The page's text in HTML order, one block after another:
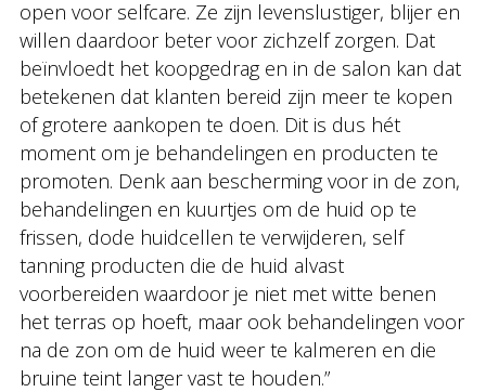
open voor selfcare. Ze zijn levenslustiger, blijer en
willen daardoor beter voor zichzelf zorgen. Dat
beïnvloedt het koopgedrag en in de salon kan dat
betekenen dat klanten bereid zijn meer te kopen
of grotere aankopen te doen. Dit is dus hét
moment om je behandelingen en producten te
promoten. Denk aan bescherming voor in de zon,
behandelingen en kuurtjes om de huid op te
frissen, dode huidcellen te verwijderen, self
tanning producten die de huid alvast
voorbereiden waardoor je niet met witte benen
het terras op hoeft, maar ook behandelingen voor
na de zon om de huid weer te kalmeren en die
bruine teint langer vast te houden.”